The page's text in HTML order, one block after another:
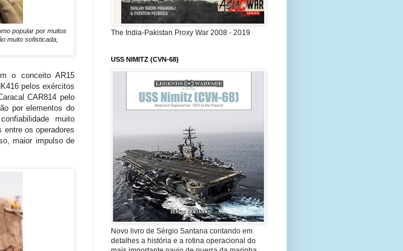
popular por muitos
muito sofisticada,
o conceito AR15
pelos exércitos
CAR814 pelo
por elementos do
muito
entre os operadores
maior impulso de
The India-Pakistan Proxy War 2008 - 2019
USS NIMITZ (CVN-68)
Novo livro de Sérgio Santana contando em
detalhes a história e a rotina operacional do